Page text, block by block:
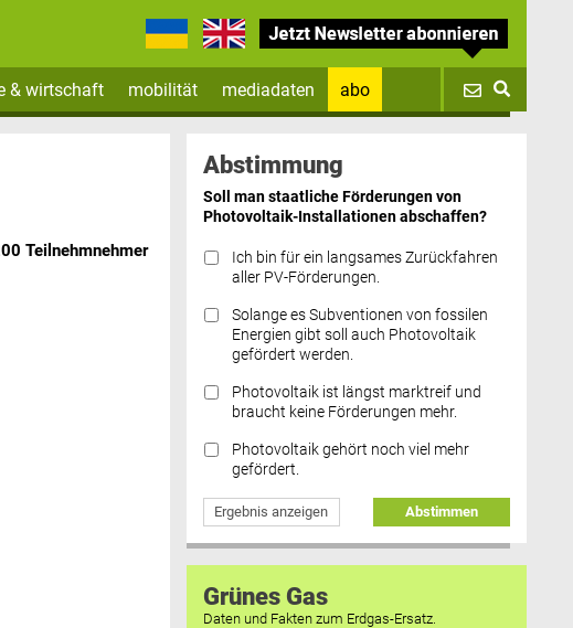
& wirtschaft mobilität mediadaten
abo
Datenschutz FAQs
Teilnehmnehmer
Abstimmung
Soll man staatliche Förderungen von
Photovoltaik-Installationen abschaffen?
Ich bin für ein langsames Zurückfahren
aller PV-Förderungen.
Solange es Subventionen von fossilen
Energien gibt soll auch Photovoltaik
gefördert werden.
Photovoltaik ist längst marktreif und
braucht keine Förderungen mehr.
Photovoltaik gehört noch viel mehr
gefördert.
Ergebnis anzeigen Abstimmen
Grünes Gas
Daten und Fakten zum Erdgas-Ersatz.